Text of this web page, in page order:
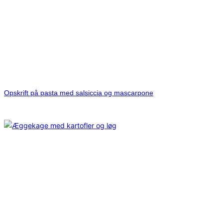
Opskrift på pasta med salsiccia og mascarpone